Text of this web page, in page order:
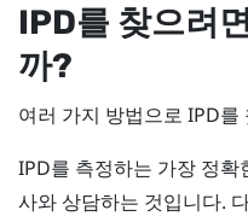
IPD를 찾으려
까?
여러 가지 방법으로 IPD를
IPD를 측정하는 가장 정확
사와 상담하는 것입니다.